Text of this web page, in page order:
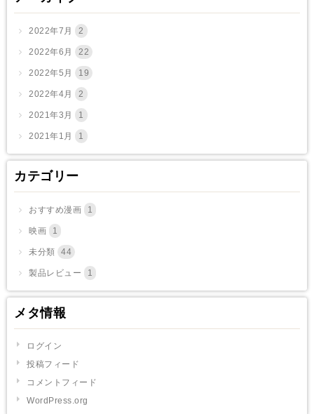
2022年7月 2
2022年6月 22
2022年5月 19
2022年4月 2
2021年3月 1
2021年1月 1
カテゴリー
おすすめ漫画 1
映画 1
未分類 44
製品レビュー 1
メタ情報
ログイン
投稿フィード
コメントフィード
WordPress.org